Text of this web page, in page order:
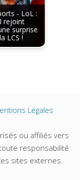
- LoL :
rejoint
surprise
LCS !
Légales
ou affiliés vers
responsabilité
sites externes.